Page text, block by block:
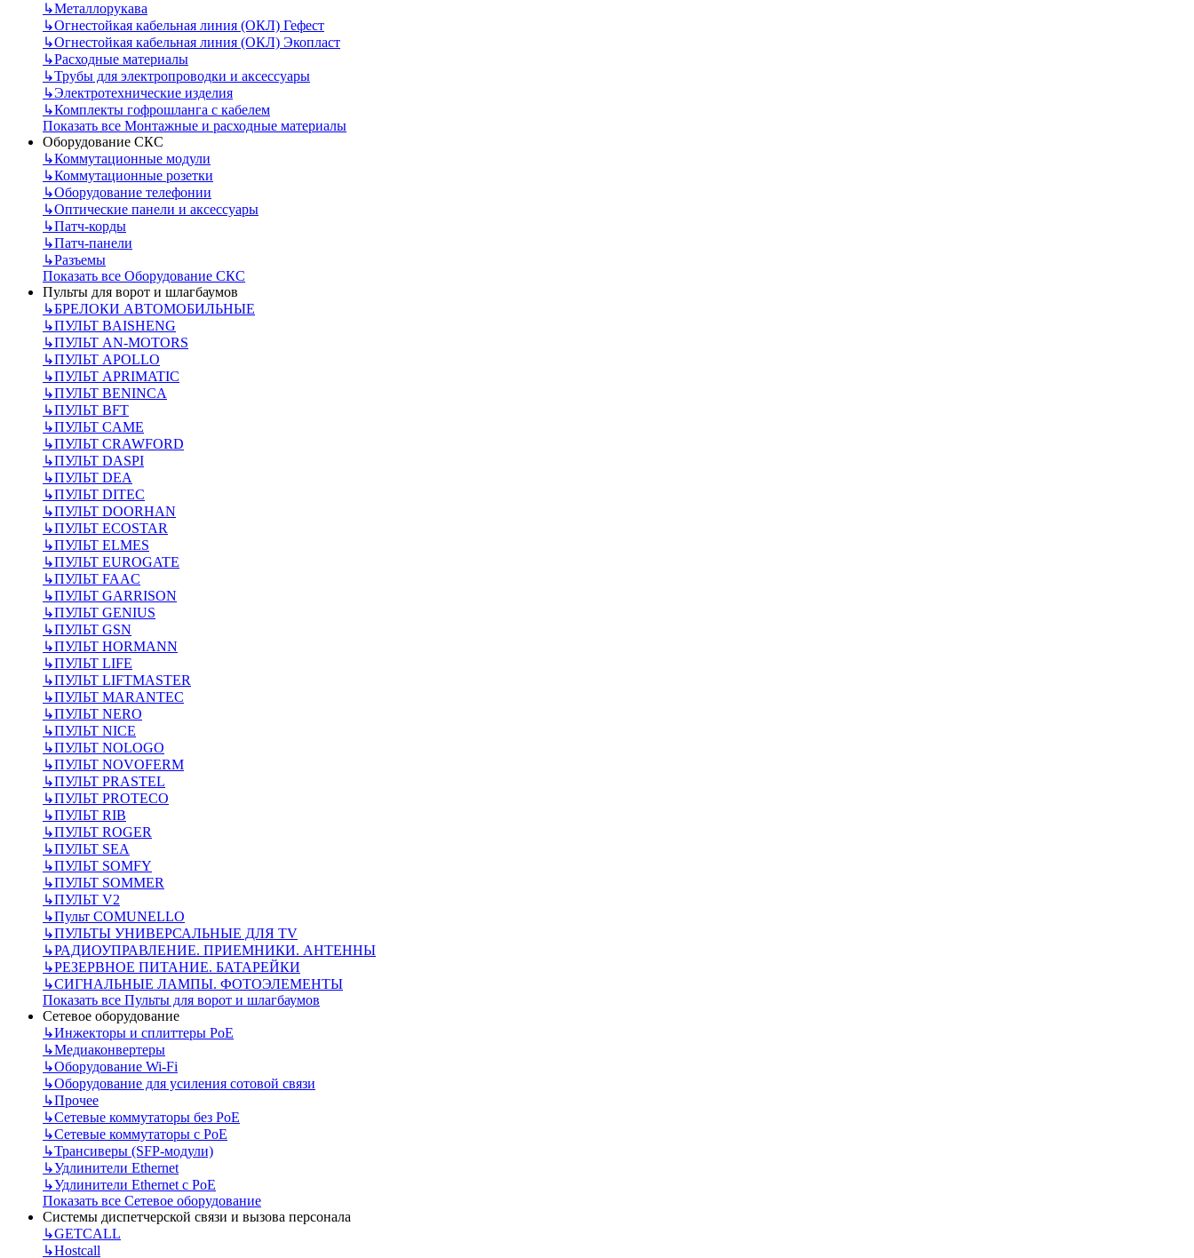
↳Металлорукава
↳Огнестойкая кабельная линия (ОКЛ) Гефест
↳Огнестойкая кабельная линия (ОКЛ) Экопласт
↳Расходные материалы
↳Трубы для электропроводки и аксессуары
↳Электротехнические изделия
↳Комплекты гофрошланга с кабелем
Показать все Монтажные и расходные материалы
Оборудование СКС
↳Коммутационные модули
↳Коммутационные розетки
↳Оборудование телефонии
↳Оптические панели и аксессуары
↳Патч-корды
↳Патч-панели
↳Разъемы
Показать все Оборудование СКС
Пульты для ворот и шлагбаумов
↳БРЕЛОКИ АВТОМОБИЛЬНЫЕ
↳ПУЛЬТ BAISHENG
↳ПУЛЬТ AN-MOTORS
↳ПУЛЬТ APOLLO
↳ПУЛЬТ APRIMATIC
↳ПУЛЬТ BENINCA
↳ПУЛЬТ BFT
↳ПУЛЬТ CAME
↳ПУЛЬТ CRAWFORD
↳ПУЛЬТ DASPI
↳ПУЛЬТ DEA
↳ПУЛЬТ DITEC
↳ПУЛЬТ DOORHAN
↳ПУЛЬТ ECOSTAR
↳ПУЛЬТ ELMES
↳ПУЛЬТ EUROGATE
↳ПУЛЬТ FAAC
↳ПУЛЬТ GARRISON
↳ПУЛЬТ GENIUS
↳ПУЛЬТ GSN
↳ПУЛЬТ HORMANN
↳ПУЛЬТ LIFE
↳ПУЛЬТ LIFTMASTER
↳ПУЛЬТ MARANTEC
↳ПУЛЬТ NERO
↳ПУЛЬТ NICE
↳ПУЛЬТ NOLOGO
↳ПУЛЬТ NOVOFERM
↳ПУЛЬТ PRASTEL
↳ПУЛЬТ PROTECO
↳ПУЛЬТ RIB
↳ПУЛЬТ ROGER
↳ПУЛЬТ SEA
↳ПУЛЬТ SOMFY
↳ПУЛЬТ SOMMER
↳ПУЛЬТ V2
↳Пульт СOMUNELLO
↳ПУЛЬТЫ УНИВЕРСАЛЬНЫЕ ДЛЯ TV
↳РАДИОУПРАВЛЕНИЕ. ПРИЕМНИКИ. АНТЕННЫ
↳РЕЗЕРВНОЕ ПИТАНИЕ. БАТАРЕЙКИ
↳СИГНАЛЬНЫЕ ЛАМПЫ. ФОТОЭЛЕМЕНТЫ
Показать все Пульты для ворот и шлагбаумов
Сетевое оборудование
↳Инжекторы и сплиттеры РоЕ
↳Медиаконвертеры
↳Оборудование Wi-Fi
↳Оборудование для усиления сотовой связи
↳Прочее
↳Сетевые коммутаторы без РоЕ
↳Сетевые коммутаторы с РоЕ
↳Трансиверы (SFP-модули)
↳Удлинители Ethernet
↳Удлинители Ethernet с PoE
Показать все Сетевое оборудование
Системы диспетчерской связи и вызова персонала
↳GETCALL
↳Hostcall